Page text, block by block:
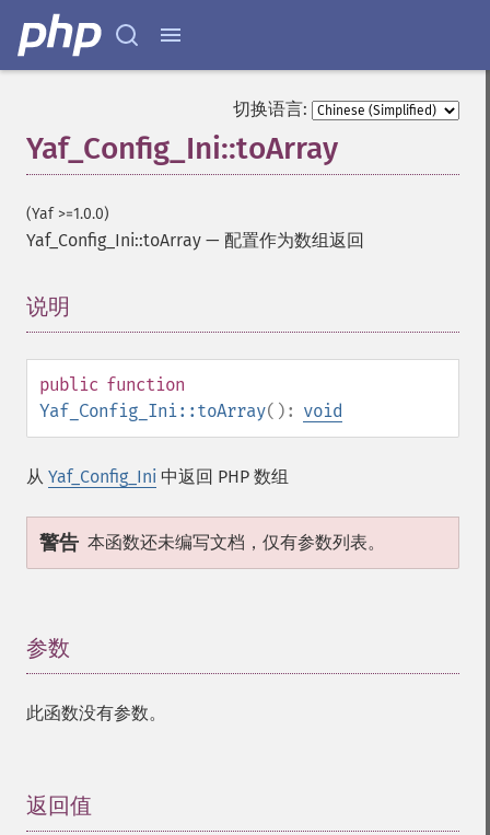
切换语言:
Yaf_Config_Ini::toArray
(Yaf >=1.0.0)
Yaf_Config_Ini::toArray — 配置作为数组返回
说明
public function
Yaf_Config_Ini::toArray(): void
从 Yaf_Config_Ini 中返回 PHP 数组
警告 本函数还未编写文档，仅有参数列表。
参数
此函数没有参数。
返回值